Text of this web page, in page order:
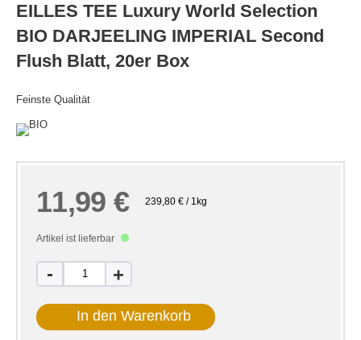
EILLES TEE Luxury World Selection
BIO DARJEELING IMPERIAL Second
Flush Blatt, 20er Box
Feinste Qualität
11,99 € 239,80 € / 1kg
Artikel ist lieferbar
- +
In den Warenkorb